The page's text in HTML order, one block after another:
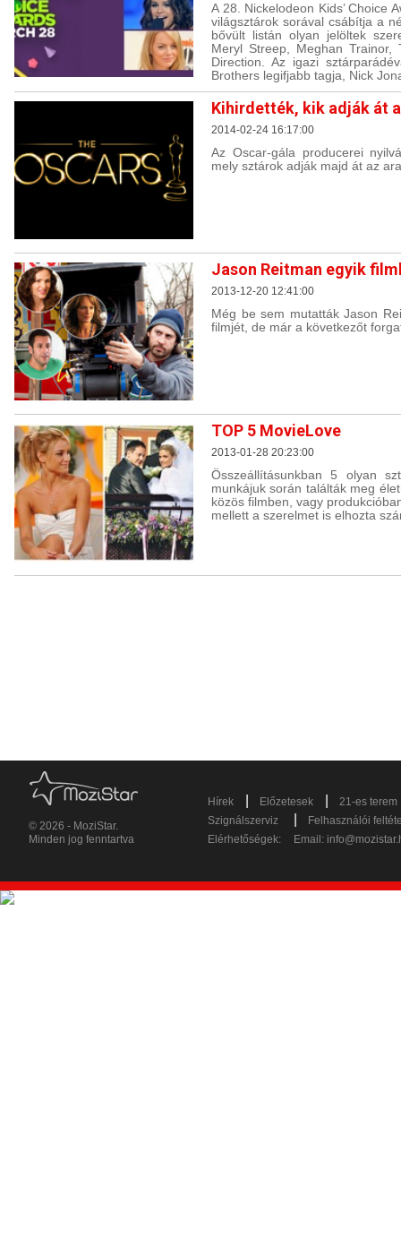
A 28. Nickelodeon Kids’ Choice
világsztárok sorával csábítja a
bővült listán olyan jelöltek
Meryl Streep, Meghan
Direction. Az igazi
Brothers legifjabb tagja, Nick
Kihirdették, kik adják át
2014-02-24 16:17:00
Az Oscar-gála producerei
mely sztárok adják majd át az
Jason Reitman egyik
2013-12-20 12:41:00
Még be sem mutatták Jason
filmjét, de már a következőt
TOP 5 MovieLove
2013-01-28 20:23:00
Összeállításunkban 5 olyan
munkájuk során találták meg
közös filmben, vagy
mellett a szerelmet is elhozta
© 2026 - MoziStar.
Minden jog fenntartva
Hírek Előzetesek
21-es terem
Szignálszerviz
Felhasználói
Elérhetőségek:
Email: